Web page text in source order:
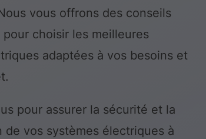
vous offrons des conseils
pour choisir les meilleures
adaptées à vos besoins et
pour assurer la sécurité et la
de vos systèmes électriques à